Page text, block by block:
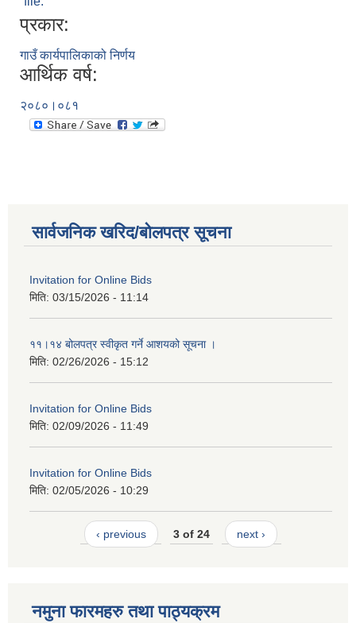
प्रकार:
गाउँ कार्यपालिकाको निर्णय
आर्थिक वर्ष:
२०८०।०८१
सार्वजनिक खरिद/बोलपत्र सूचना
Invitation for Online Bids
मिति: 03/15/2026 - 11:14
११।१४ बोलपत्र स्वीकृत गर्ने आशयको सूचना ।
मिति: 02/26/2026 - 15:12
Invitation for Online Bids
मिति: 02/09/2026 - 11:49
Invitation for Online Bids
मिति: 02/05/2026 - 10:29
‹ previous 3 of 24 next ›
नमुना फारमहरु तथा पाठ्यक्रम